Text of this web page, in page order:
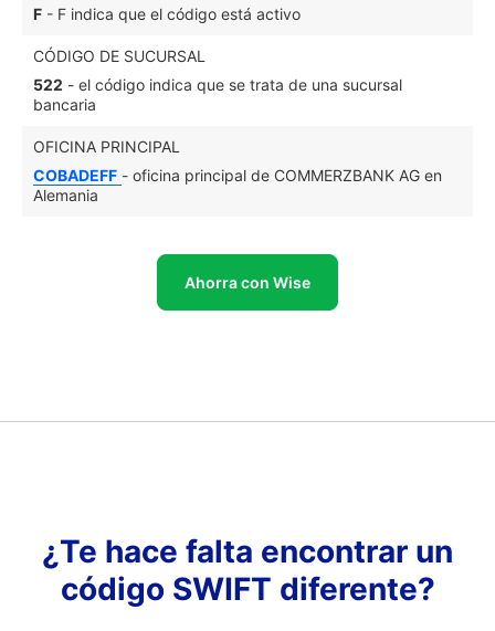
F - F indica que el código está activo
CÓDIGO DE SUCURSAL
522 - el código indica que se trata de una sucursal
bancaria
OFICINA PRINCIPAL
COBADEFF - oficina principal de COMMERZBANK AG en
Alemania
Ahorra con Wise
¿Te hace falta encontrar un
código SWIFT diferente?